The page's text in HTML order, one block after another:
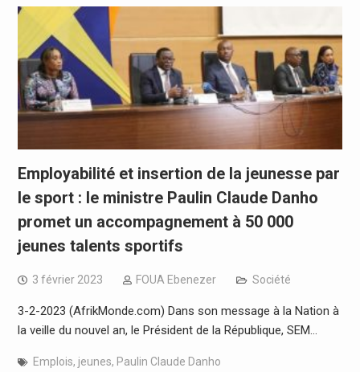
Employabilité et insertion de la jeunesse par
le sport : le ministre Paulin Claude Danho
promet un accompagnement à 50 000
jeunes talents sportifs
3 février 2023 FOUA Ebenezer Société
3-2-2023 (AfrikMonde.com) Dans son message à la Nation à
la veille du nouvel an, le Président de la République, SEM…
Emplois, jeunes, Paulin Claude Danho